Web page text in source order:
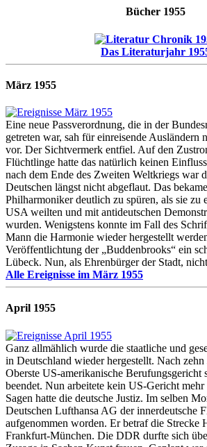
Bücher 1955
Das Literaturjahr
März 1955
Eine neue Passverordnung, die in der
getreten war, sah für einreisende Ausländern
vor. Der Sichtvermerk entfiel. Auf den
Flüchtlinge hatte das natürlich keinen
nach dem Ende des Zweiten Weltkriegs war
Deutschen längst nicht abgeflaut. Das
Philharmoniker deutlich zu spüren, als sie zu
USA weilten und mit antideutschen
wurden. Wenigstens konnte im Fall des
Mann die Harmonie wieder hergestellt
Veröffentlichtung der „Buddenbrooks“ ein
Lübeck. Nun, als Ehrenbürger der Stadt,
Alle Ereignisse im März 1955
April 1955
Ganz allmählich wurde die staatliche und
in Deutschland wieder hergestellt. Nach zehn
Oberste US-amerikanische
beendet. Nun arbeitete kein US-Gericht
Sagen hatte die deutsche Justiz. Im selben
Deutschen Lufthansa AG der innerdeutsche
aufgenommen worden. Er betraf die Strecke
Frankfurt-München. Die DDR durfte sich